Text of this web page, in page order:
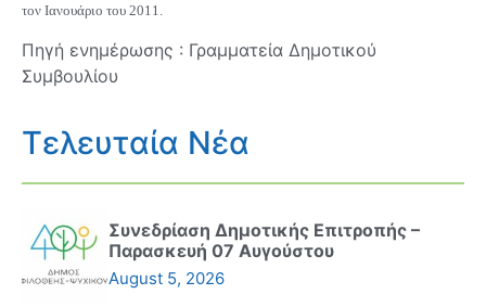
τον Ιανουάριο του 2011.
Πηγή ενημέρωσης : Γραμματεία Δημοτικού
Συμβουλίου
Τελευταία Νέα
Συνεδρίαση Δημοτικής Επιτροπής –
Παρασκευή 07 Αυγούστου
August 5, 2026